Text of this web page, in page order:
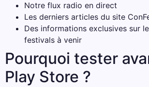
Notre flux radio en direct
Les derniers articles du site
Des informations exclusives sur
festivals à venir
Pourquoi tester
Play Store ?